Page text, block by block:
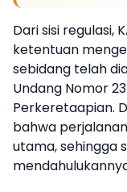
Dari sisi regulasi,
ketentuan
sebidang telah
Undang Nomor
Perkeretaapian.
bahwa
utama, sehingga